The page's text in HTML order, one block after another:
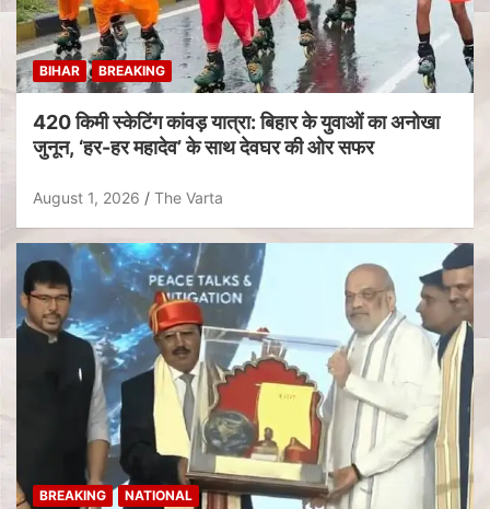
BIHAR BREAKING
420 किमी स्केटिंग कांवड़ यात्रा: बिहार के युवाओं का अनोखा
जुनून, ‘हर-हर महादेव’ के साथ देवघर की ओर सफर
August 1, 2026 The Varta
BREAKING NATIONAL